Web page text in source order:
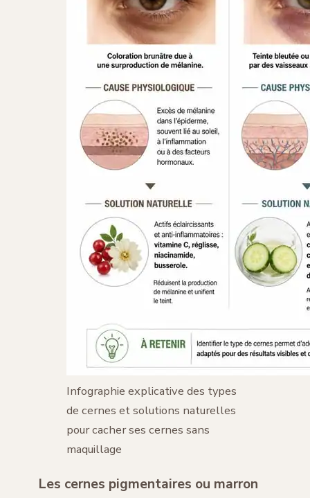
Infographie explicative des types
de cernes et solutions naturelles
pour cacher ses cernes sans
maquillage
Les cernes pigmentaires ou marron